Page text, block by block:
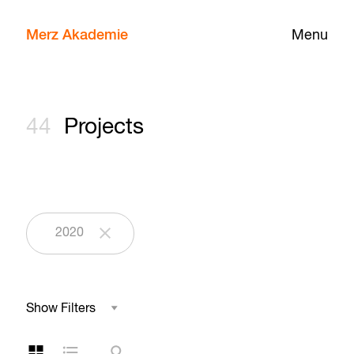
Menu
Merz Akademie
44 Projects
2020
Show Filters